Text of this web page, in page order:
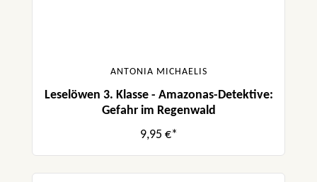
ANTONIA MICHAELIS
Leselöwen 3. Klasse - Amazonas-Detektive:
Gefahr im Regenwald
9,95 €*